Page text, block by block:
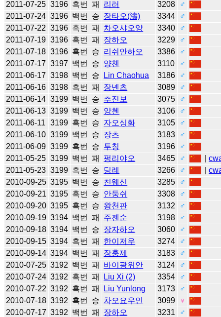
2011-07-25 3196 흑번 패 리러 3208
♂
2011-07-24 3196 백번 승 장타오(濤) 3344
♂
2011-07-22 3196 흑번 패 차오샤오양 3340
♂
2011-07-19 3196 흑번 패 장하오 3229
♂
2011-07-18 3196 흑번 승 리쉬안하오 3386
♂
2011-07-17 3197 백번 승 양첸 3110
♂
2011-06-17 3198 백번 승 Lin Chaohua 3186
♂
2011-06-16 3198 흑번 패 장녠츠 3089
♂
2011-06-14 3199 백번 승 추진보 3075
♂
2011-06-13 3199 백번 승 양첸 3106
♂
2011-06-11
3199 흑번 승 자오싱화 3105
♂
2011-06-10 3199 백번 승 장츠 3183
♂
2011-06-09 3199 흑번 승 투칭 3196
♂
2011-05-25 3199 백번 패 펑리야오 3465 ♂ |
2011-05-23 3199 흑번 승 딩례 3266 ♂ |
2010-09-25 3195 백번 승 친웨신 3285
♂
2010-09-21 3195 흑번 승 안둥쉬 3308
♂
2010-09-20 3195 흑번 승 왕천판 3132
♂
2010-09-19 3194 백번 패 주젠순 3198
♂
2010-09-18 3194 백번 승 장자하오 3060
♂
2010-09-15 3194 흑번 패 한이저우 3274
♂
2010-09-14 3194 백번 패 장훙제 3183
♂
2010-07-25 3192 백번 패 바이광위안 3124
♂
2010-07-24 3192 흑번 패 Liu Xi (2) 3354
♂
2010-07-22 3192 흑번 패 Liu Yunlong 3173
♂
2010-07-18 3192 흑번 승 차오요우인 3099
♀
2010-07-17 3192 백번 패 장하오 3231
♂